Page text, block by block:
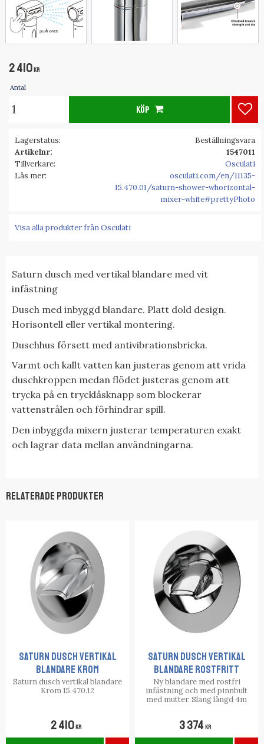
2 410KR
Antal
KÖP
Lagerstatus
Beställningsvara
Artikelnr
1547011
Tillverkare
Osculati
Läs mer
osculati.com/en/11135-
15.470.01/saturn-shower-whorizontal-
mixer-white#prettyPhoto
Visa alla produkter från Osculati
Saturn dusch med vertikal blandare med vit
infästning
Dusch med inbyggd blandare. Platt dold design.
Horisontell eller vertikal montering.
Duschhus försett med antivibrationsbricka.
Varmt och kallt vatten kan justeras genom att vrida
duschkroppen medan flödet justeras genom att
trycka på en trycklåsknapp som blockerar
vattenstrålen och förhindrar spill.
Den inbyggda mixern justerar temperaturen exakt
och lagrar data mellan användningarna.
Relaterade produkter
Saturn dusch vertikal
blandare Krom
Saturn dusch vertikal blandare
Krom 15.470.12
2 410KR
Saturn dusch vertikal
blandare rostfritt
Ny blandare med rostfri
infästning och med pinnbult
med mutter. Slang längd 4m
3 374 KR